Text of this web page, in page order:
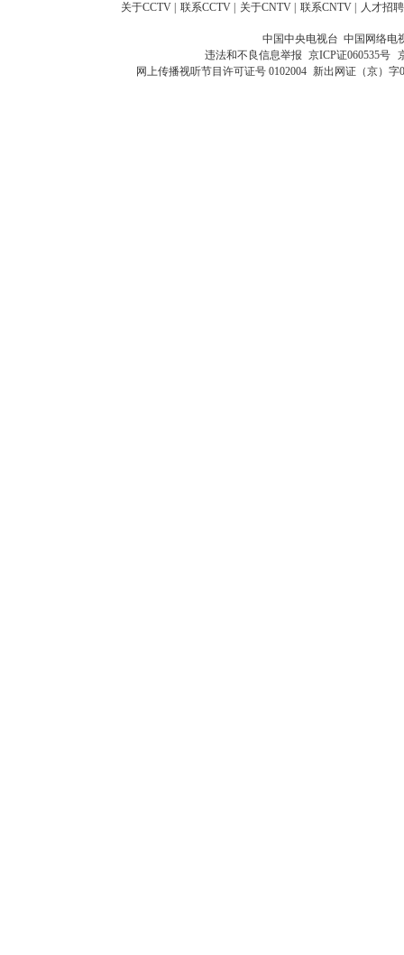
关于CCTV 联系CCTV 关于CNTV 联系CNTV 人才招聘
中国中央电视台 中国网络电
违法和不良信息举报 京ICP证060535号
网上传播视听节目许可证号 0102004 新出网证（京）